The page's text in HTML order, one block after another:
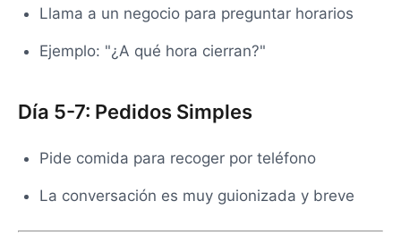
Llama a un negocio para preguntar horarios
Ejemplo: "¿A qué hora cierran?"
Día 5-7: Pedidos Simples
Pide comida para recoger por teléfono
La conversación es muy guionizada y breve